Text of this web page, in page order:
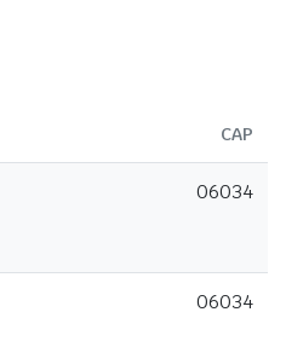
CAP
06034
06034